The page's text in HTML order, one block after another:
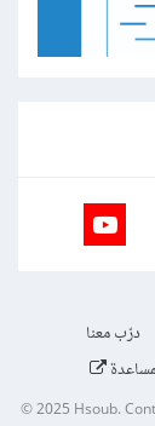
درّب معنا
© 2025Hsoub.